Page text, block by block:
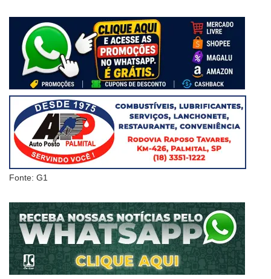
Fonte: G1